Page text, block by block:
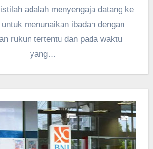
adalah menyengaja datang ke
menunaikan ibadah dengan
rukun tertentu dan pada waktu
yang…